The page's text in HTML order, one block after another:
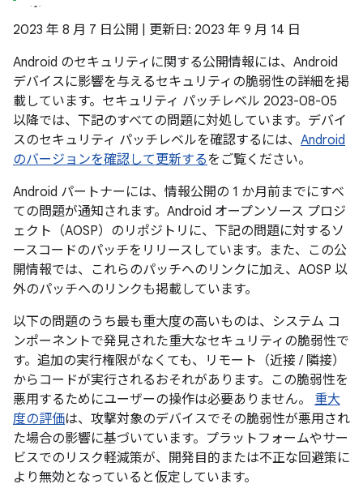
2023 年 8 月 7 日公開 | 更新日: 2023 年 9 月 14 日
Android のセキュリティに関する公開情報には、Android
デバイスに影響を与えるセキュリティの脆弱性の詳細を掲
載しています。セキュリティ パッチレベル 2023-08-05
以降では、下記のすべての問題に対処しています。デバイ
スのセキュリティ パッチレベルを確認するには、 Android
のバージョンを確認して更新するをご覧ください。
Android パートナーには、情報公開の 1 か月前までにすべ
ての問題が通知されます。Android オープンソース プロジ
ェクト（AOSP）のリポジトリに、下記の問題に対するソ
ースコードのパッチをリリースしています。また、この公
開情報では、これらのパッチへのリンクに加え、AOSP 以
外のパッチへのリンクも掲載しています。
以下の問題のうち最も重大度の高いものは、システム コ
ンポーネントで発見された重大なセキュリティの脆弱性で
す。追加の実行権限がなくても、リモート（近接 / 隣接）
からコードが実行されるおそれがあります。この脆弱性を
悪用するためにユーザーの操作は必要ありません。 重大
度の評価は、攻撃対象のデバイスでその脆弱性が悪用され
た場合の影響に基づいています。プラットフォームやサー
ビスでのリスク軽減策が、開発目的または不正な回避策に
より無効となっていると仮定しています。